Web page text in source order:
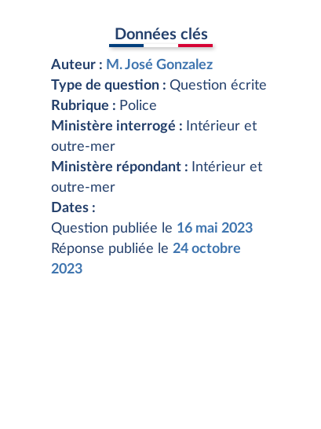
Données clés
Auteur : M. José Gonzalez
Type de question : Question écrite
Rubrique : Police
Ministère interrogé :
Intérieur et
outre-mer
Ministère répondant :
Intérieur et
outre-mer
Dates :
Question publiée le 16 mai 2023
Réponse publiée le 24 octobre
2023